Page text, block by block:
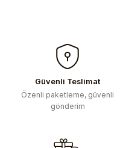
Güvenli Teslimat
Özenli paketleme, güvenli
gönderim